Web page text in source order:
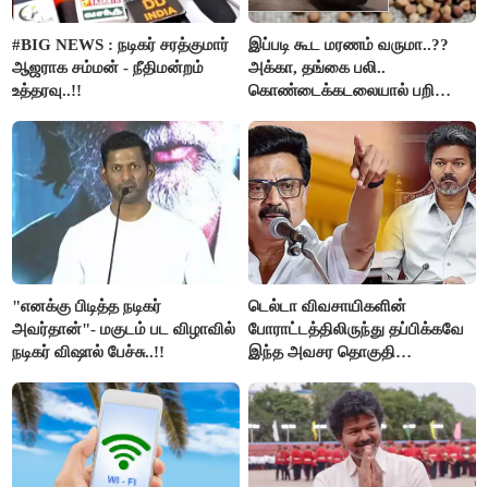
#BIG NEWS : நடிகர் சரத்குமார்
ஆஜராக சம்மன் - நீதிமன்றம்
உத்தரவு..!!
இப்படி கூட மரணம் வருமா..??
அக்கா, தங்கை பலி..
கொண்டைக்கடலையால் பறிபோன
"எனக்கு பிடித்த நடிகர்
அவர்தான்"- மகுடம் பட விழாவில்
நடிகர் விஷால் பேச்சு..!!
டெல்டா விவசாயிகளின்
போராட்டத்திலிருந்து தப்பிக்கவே
இந்த அவசர தொகுதி
அரங்கேற்றுகிறார் முதலமைச்சர் -
திமுக ஐடி விங்..!!